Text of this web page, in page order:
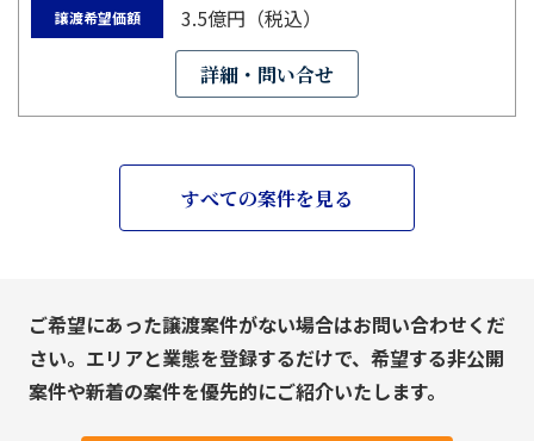
譲渡希望価額 3.5億円（税込）
詳細・問い合せ
すべての案件を見る
ご希望にあった譲渡案件がない場合はお問い合わせくだ
さい。エリアと業態を登録するだけで、希望する非公開
案件や新着の案件を優先的にご紹介いたします。